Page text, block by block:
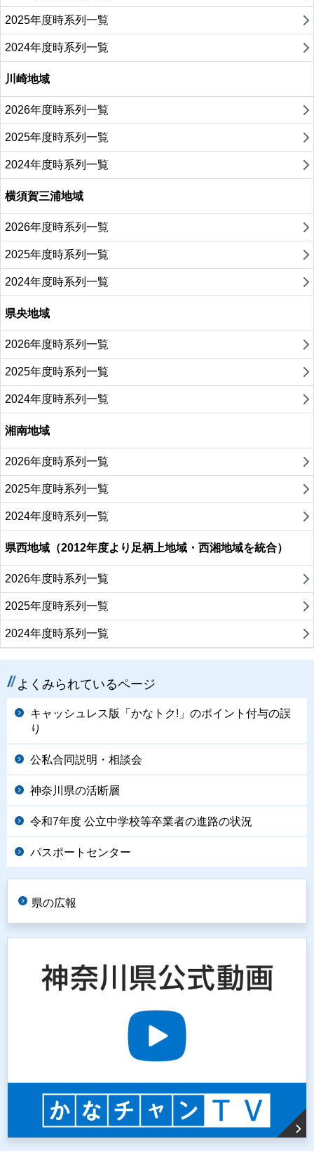
2025年度時系列一覧
2024年度時系列一覧
川崎地域
2026年度時系列一覧
2025年度時系列一覧
2024年度時系列一覧
横須賀三浦地域
2026年度時系列一覧
2025年度時系列一覧
2024年度時系列一覧
県央地域
2026年度時系列一覧
2025年度時系列一覧
2024年度時系列一覧
湘南地域
2026年度時系列一覧
2025年度時系列一覧
2024年度時系列一覧
県西地域（2012年度より足柄上地域・西湘地域を統合）
2026年度時系列一覧
2025年度時系列一覧
2024年度時系列一覧
よくみられているページ
キャッシュレス版「かなトク!」のポイント付与の誤
り
公私合同説明・相談会
神奈川県の活断層
令和7年度 公立中学校等卒業者の進路の状況
パスポートセンター
県の広報